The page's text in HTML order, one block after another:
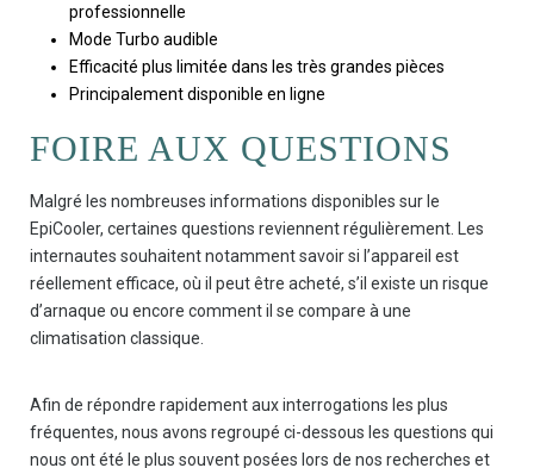
professionnelle
Mode Turbo audible
Efficacité plus limitée dans les très grandes pièces
Principalement disponible en ligne
FOIRE AUX QUESTIONS
Malgré les nombreuses informations disponibles sur le
EpiCooler, certaines questions reviennent régulièrement. Les
internautes souhaitent notamment savoir si l’appareil est
réellement efficace, où il peut être acheté, s’il existe un risque
d’arnaque ou encore comment il se compare à une
climatisation classique.
Afin de répondre rapidement aux interrogations les plus
fréquentes, nous avons regroupé ci-dessous les questions qui
nous ont été le plus souvent posées lors de nos recherches et